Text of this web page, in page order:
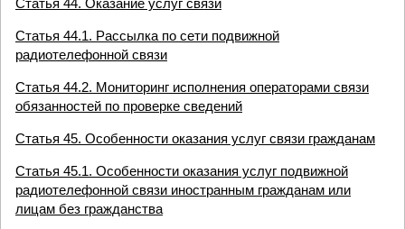
Статья 44. Оказание услуг связи
Статья 44.1. Рассылка по сети подвижной
радиотелефонной связи
Статья 44.2. Мониторинг исполнения операторами связи
обязанностей по проверке сведений
Статья 45. Особенности оказания услуг связи гражданам
Статья 45.1. Особенности оказания услуг подвижной
радиотелефонной связи иностранным гражданам или
лицам без гражданства